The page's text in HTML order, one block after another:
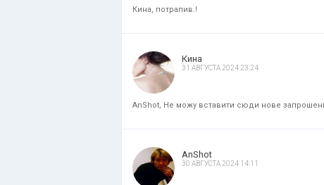
Кина, потрапив.!
Кина
31 АВГУСТА 2024 23:24
AnShot, Не можу вставити сюди нове
AnShot
30 АВГУСТА 2024 14:11